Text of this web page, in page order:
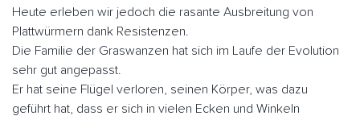
Heute erleben wir jedoch die rasante Ausbreitung von
Plattwürmern dank Resistenzen.
Die Familie der Graswanzen hat sich im Laufe der Evolution
sehr gut angepasst.
Er hat seine Flügel verloren, seinen Körper, was dazu
geführt hat, dass er sich in vielen Ecken und Winkeln